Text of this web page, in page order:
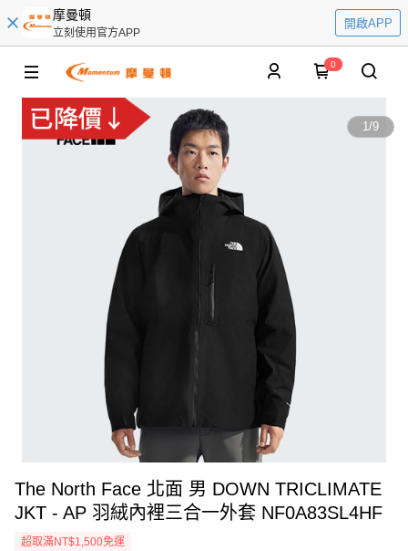
摩曼頓
立刻使用官方APP
開啟APP
0
1/9
The North Face 北面 男 DOWN TRICLIMATE
JKT - AP 羽絨內裡三合一外套 NF0A83SL4HF
超取滿NT$1,500免運